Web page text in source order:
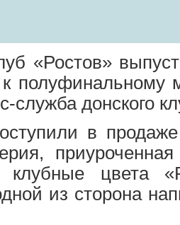
«Ростов»
полуфинальному
служба донского
в продаже
цвета
из сторона